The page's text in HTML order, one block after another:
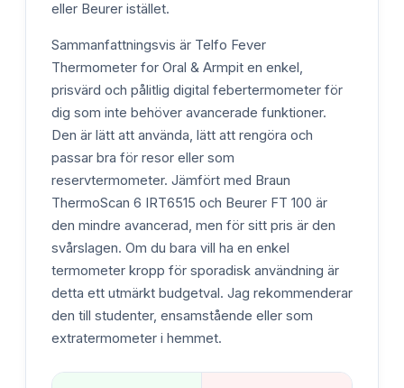
eller Beurer istället.
Sammanfattningsvis är Telfo Fever
Thermometer for Oral & Armpit en enkel,
prisvärd och pålitlig digital febertermometer för
dig som inte behöver avancerade funktioner.
Den är lätt att använda, lätt att rengöra och
passar bra för resor eller som
reservtermometer. Jämfört med Braun
ThermoScan 6 IRT6515 och Beurer FT 100 är
den mindre avancerad, men för sitt pris är den
svårslagen. Om du bara vill ha en enkel
termometer kropp för sporadisk användning är
detta ett utmärkt budgetval. Jag rekommenderar
den till studenter, ensamstående eller som
extratermometer i hemmet.